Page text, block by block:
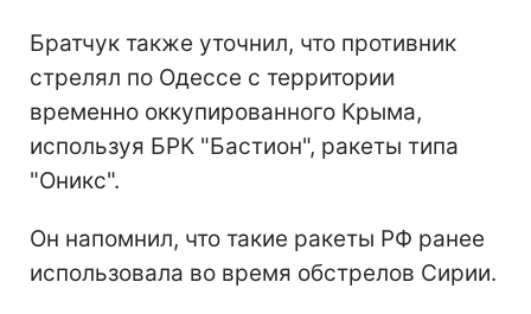
Братчук также уточнил, что противник
стрелял по Одессе с территории
временно оккупированного Крыма,
используя БРК "Бастион", ракеты типа
"Оникс".
Он напомнил, что такие ракеты РФ ранее
использовала во время обстрелов Сирии.